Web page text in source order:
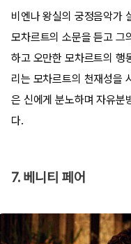
비엔나 왕실의 궁정음악가
모차르트의 소문을 듣고 그
하고 오만한 모차르트의 행
리는 모차르트의 천재성을
은 신에게 분노하며 자유분
다.
7. 베니티 페어